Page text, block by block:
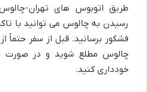
طریق اتوبوس های تهران-
رسیدن به چالوس می توانید با
فشکور برسانید. قبل از سفر
چالوس مطلع شوید و در صورت
خودداری کنید.